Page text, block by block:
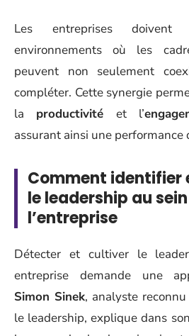
Les entreprises
environnements où les
peuvent non seulement
compléter. Cette synergie
la productivité et l’
assurant ainsi une performance
Comment identifier
le leadership au
l’entreprise
Détecter et cultiver le
entreprise demande une
Simon Sinek, analyste
le leadership, explique dans